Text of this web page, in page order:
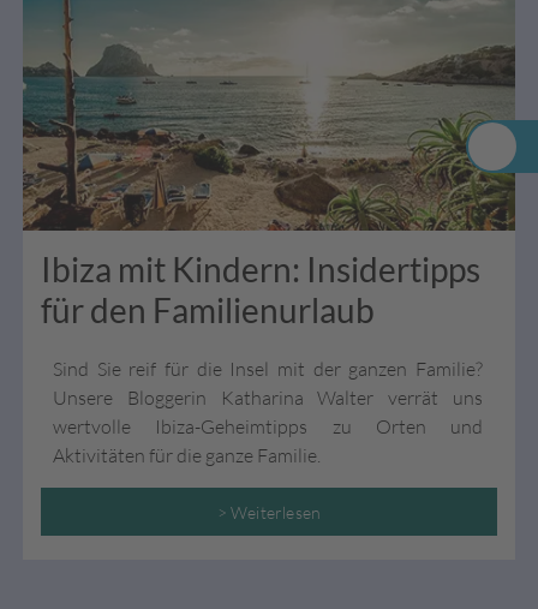
Ibiza mit Kindern: Insidertipps
für den Familienurlaub
Sind Sie reif für die Insel mit der ganzen Familie?
Unsere Bloggerin Katharina Walter verrät uns
wertvolle Ibiza-Geheimtipps zu Orten und
Aktivitäten für die ganze Familie.
> Weiterlesen